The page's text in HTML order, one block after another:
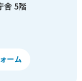
舎 5階
ーム